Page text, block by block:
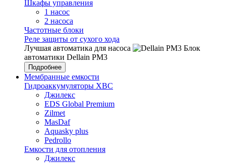
Шкафы управления
1 насос
2 насоса
Частотные блоки
Реле защиты от сухого хода
Лучшая автоматика для насоса
Блок
автоматики Dellain PM3
Подробнее
Мембранные емкости
Гидроаккумуляторы ХВС
Джилекс
EDS Global Premium
Zilmet
MasDaf
Aquasky plus
Pedrollo
Емкости для отопления
Джилекс